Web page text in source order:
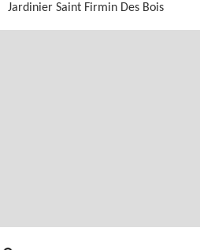
Jardinier Saint Firmin Des Bois